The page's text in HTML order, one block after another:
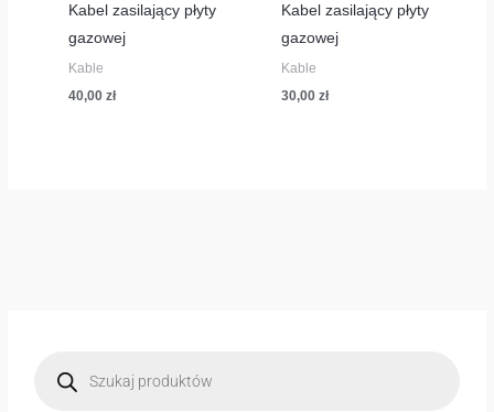
Kabel zasilający płyty
gazowej
Kable
40,00zł
Kabel zasilający płyty
gazowej
Kable
30,00 zł